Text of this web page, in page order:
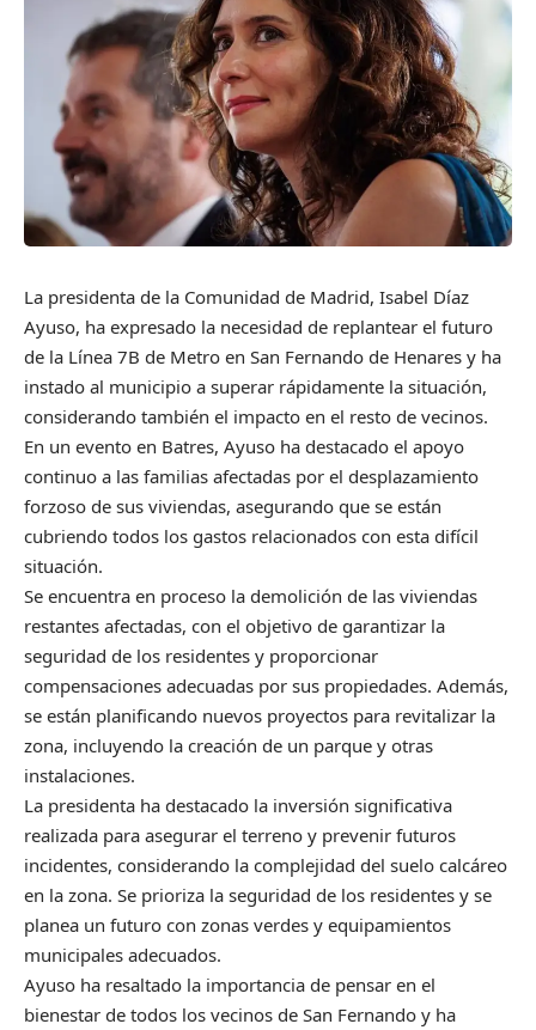
La presidenta de la Comunidad de Madrid, Isabel Díaz
Ayuso, ha expresado la necesidad de replantear el futuro
de la Línea 7B de Metro en San Fernando de Henares y ha
instado al municipio a superar rápidamente la situación,
considerando también el impacto en el resto de vecinos.
En un evento en Batres, Ayuso ha destacado el apoyo
continuo a las familias afectadas por el desplazamiento
forzoso de sus viviendas, asegurando que se están
cubriendo todos los gastos relacionados con esta difícil
situación.
Se encuentra en proceso la demolición de las viviendas
restantes afectadas, con el objetivo de garantizar la
seguridad de los residentes y proporcionar
compensaciones adecuadas por sus propiedades. Además,
se están planificando nuevos proyectos para revitalizar la
zona, incluyendo la creación de un parque y otras
instalaciones.
La presidenta ha destacado la inversión significativa
realizada para asegurar el terreno y prevenir futuros
incidentes, considerando la complejidad del suelo calcáreo
en la zona. Se prioriza la seguridad de los residentes y se
planea un futuro con zonas verdes y equipamientos
municipales adecuados.
Ayuso ha resaltado la importancia de pensar en el
bienestar de todos los vecinos de San Fernando y ha